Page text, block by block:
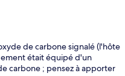
de carbone signalé (l'hôte
était équipé d'un
carbone ; pensez à apporter